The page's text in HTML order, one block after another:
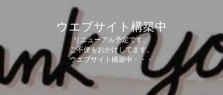
ウエブサイト構築中
リニューアル予定です。
ご不便をおかけしてます。
ウエブサイト構築中・・・